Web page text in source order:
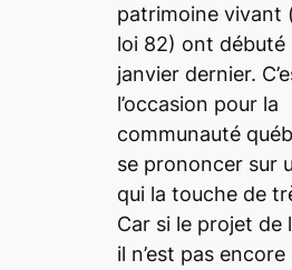
patrimoine vivant
loi 82) ont débuté
janvier dernier.
l’occasion pour la
communauté
se prononcer sur
qui la touche de
Car si le projet de
il n’est pas encore